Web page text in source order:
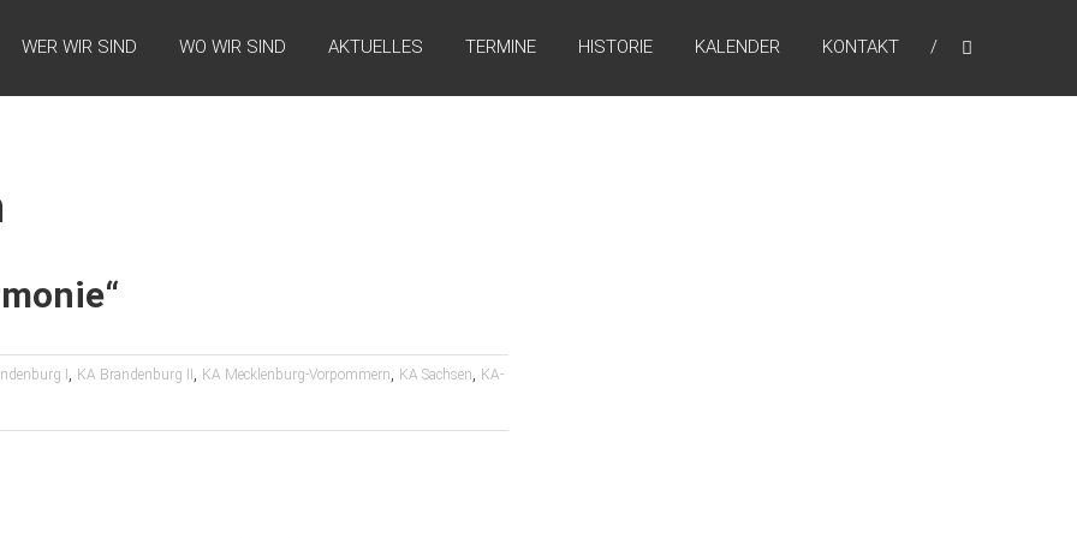
WER WIR SIND WO WIR SIND AKTUELLES TERMINE HISTORIE KALENDER KONTAKT
I , KA Brandenburg II , KA Mecklenburg-Vorpommern, KA Sachsen, KA-